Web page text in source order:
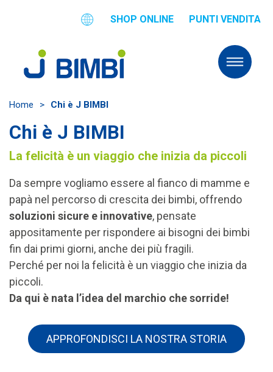
SHOP ONLINE PUNTI VENDITA
Home > Chi è J BIMBI
Chi è J BIMBI
La felicità è un viaggio che inizia da piccoli
Da sempre vogliamo essere al fianco di mamme e
papà nel percorso di crescita dei bimbi, offrendo
soluzioni sicure e innovative, pensate
appositamente per rispondere ai bisogni dei bimbi
fin dai primi giorni, anche dei più fragili.
Perché per noi la felicità è un viaggio che inizia da
piccoli.
Da qui è nata l’idea del marchio che sorride!
APPROFONDISCI LA NOSTRA STORIA